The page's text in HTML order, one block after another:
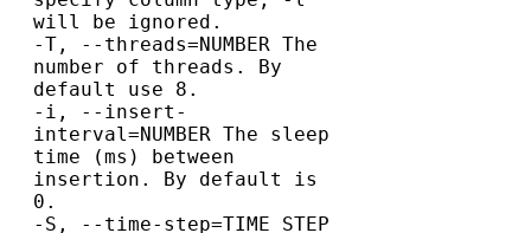
will be ignored.
-T, --threads=NUMBER The
number of threads. By
default use 8.
-i, --insert-
interval=NUMBER The sleep
time (ms) between
insertion. By default is
0.
-S, --time-step=TIME_STEP